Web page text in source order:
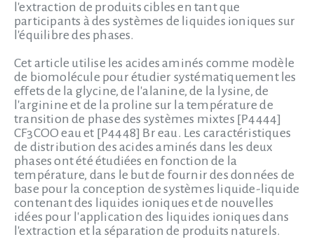
l'extraction de produits cibles en tant que
participants à des systèmes de liquides ioniques sur
l'équilibre des phases.
Cet article utilise les acides aminés comme modèle
de biomolécule pour étudier systématiquement les
effets de la glycine, de l'alanine, de la lysine, de
l'arginine et de la proline sur la température de
transition de phase des systèmes mixtes [P4444]
CF3COO eau et [P4448] Br eau. Les caractéristiques
de distribution des acides aminés dans les deux
phases ont été étudiées en fonction de la
température, dans le but de fournir des données de
base pour la conception de systèmes liquide-liquide
contenant des liquides ioniques et de nouvelles
idées pour l'application des liquides ioniques dans
l'extraction et la séparation de produits naturels.